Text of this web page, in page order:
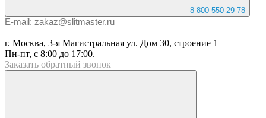
8 800 550-29-78
E-mail: zakaz@slitmaster.ru
г. Москва, 3-я Магистральная ул. Дом 30, строение 1
Пн-пт, с 8:00 до 17:00.
Заказать обратный звонок